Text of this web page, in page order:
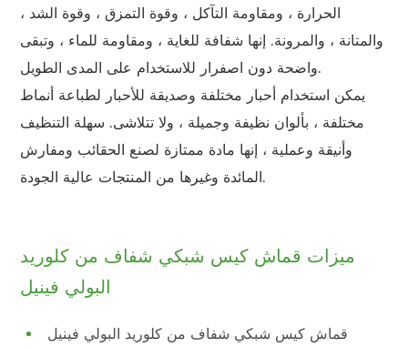
الحرارة ، ومقاومة التآكل ، وقوة التمزق ، وقوة الشد ،
والمتانة ، والمرونة. إنها شفافة للغاية ، ومقاومة للماء ، وتبقى
واضحة دون اصفرار للاستخدام على المدى الطويل.
يمكن استخدام أحبار مختلفة وصديقة للأحبار لطباعة أنماط
مختلفة ، بألوان نظيفة وجميلة ، ولا تتلاشى. سهلة التنظيف
وأنيقة وعملية ، إنها مادة ممتازة لصنع الحقائب ومفارش
المائدة وغيرها من المنتجات عالية الجودة.
ميزات قماش كيس شبكي شفاف من كلوريد
البولي فينيل
قماش كيس شبكي شفاف من كلوريد البولي فينيل